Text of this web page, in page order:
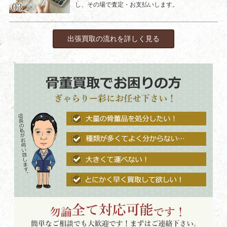
し、その場で査定・お支払いします。
出張買取の流れを詳しく見る